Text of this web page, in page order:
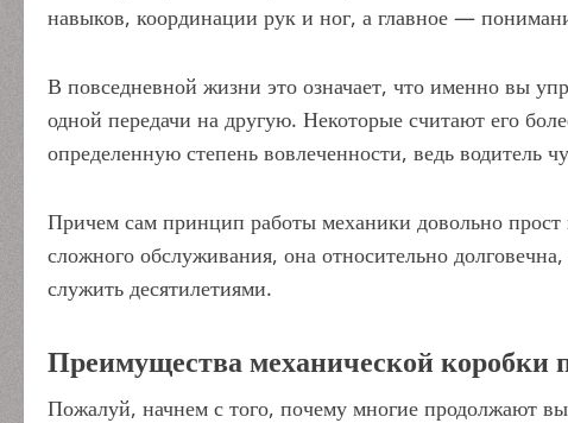
навыков, координации рук и ног, а главное —
В повседневной жизни это означает, что именно вы
одной передачи на другую. Некоторые считают его
определенную степень вовлеченности, ведь водитель
Причем сам принцип работы механики довольно прост
сложного обслуживания, она относительно
служить десятилетиями.
Преимущества механической коробки
Пожалуй, начнем с того, почему многие продолжают